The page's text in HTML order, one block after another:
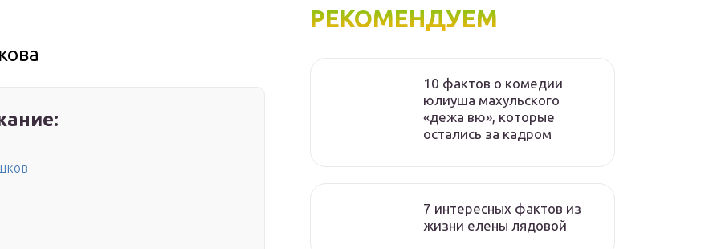
РЕКОМЕНДУЕМ
10 фактов о комедии
юлиуша махульского
«дежа вю», которые
остались за кадром
7 интересных фактов из
жизни елены лядовой